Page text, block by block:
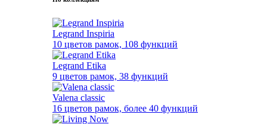
Legrand Inspiria
10 цветов рамок, 108 функций
Legrand Etika
9 цветов рамок, 38 функций
Valena classic
16 цветов рамок, более 40 функций